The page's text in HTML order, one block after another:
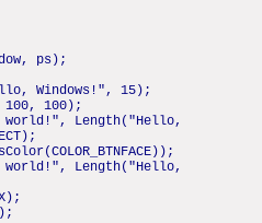
ps);
Windows!", 15);
100, 100);
world!", Length("Hello,
world!", Length("Hello,